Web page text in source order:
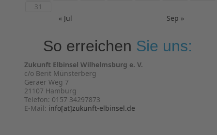
31
« Jul
Sep »
So erreichen Sie uns:
Zukunft Elbinsel Wilhelmsburg e. V.
c/o Berit Münsterberg
Geraer Weg 7
21107 Hamburg
Telefon: 0157 34297873
E-Mail: info[at]zukunft-elbinsel.de